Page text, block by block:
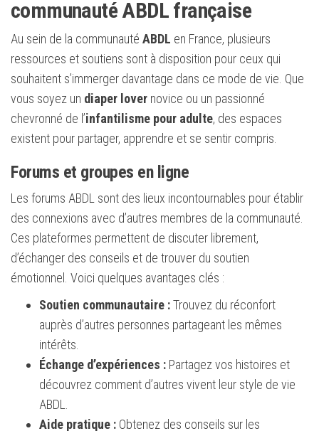
communauté ABDL française
Au sein de la communauté ABDL en France, plusieurs
ressources et soutiens sont à disposition pour ceux qui
souhaitent s’immerger davantage dans ce mode de vie. Que
vous soyez un diaper lover novice ou un passionné
chevronné de l’infantilisme pour adulte, des espaces
existent pour partager, apprendre et se sentir compris.
Forums et groupes en ligne
Les forums ABDL sont des lieux incontournables pour établir
des connexions avec d’autres membres de la communauté.
Ces plateformes permettent de discuter librement,
d’échanger des conseils et de trouver du soutien
émotionnel. Voici quelques avantages clés :
Soutien communautaire :Trouvez du réconfort
auprès d’autres personnes partageant les mêmes
intérêts.
Échange d’expériences : Partagez vos histoires et
découvrez comment d’autres vivent leur style de vie
ABDL.
Aide pratique : Obtenez des conseils sur les